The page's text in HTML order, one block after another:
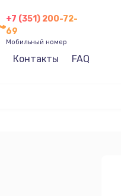
+7 (351) 200-72-
69
Мобильный номер
Контакты FAQ